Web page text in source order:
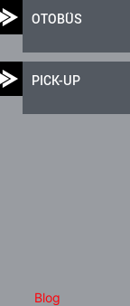
OTOBÜS
PICK-UP
Blog